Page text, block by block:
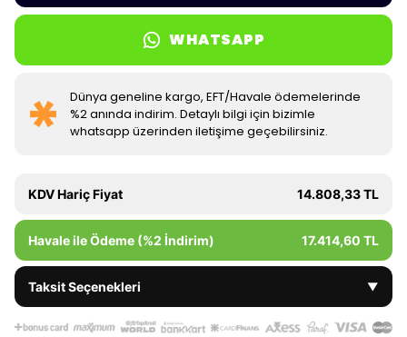
WHATSAPP
Dünya geneline kargo, EFT/Havale ödemelerinde
%2 anında indirim. Detaylı bilgi için bizimle
whatsapp üzerinden iletişime geçebilirsiniz.
KDV Hariç Fiyat 14.808,33 TL
Havale ile Ödeme (%2 İndirim) 17.414,60 TL
Taksit Seçenekleri ▼